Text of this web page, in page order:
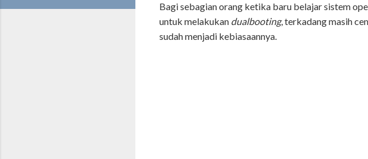
Bagi sebagian orang ketika baru belajar sistem
untuk melakukan dualbooting, terkadang masih
sudah menjadi kebiasaannya.